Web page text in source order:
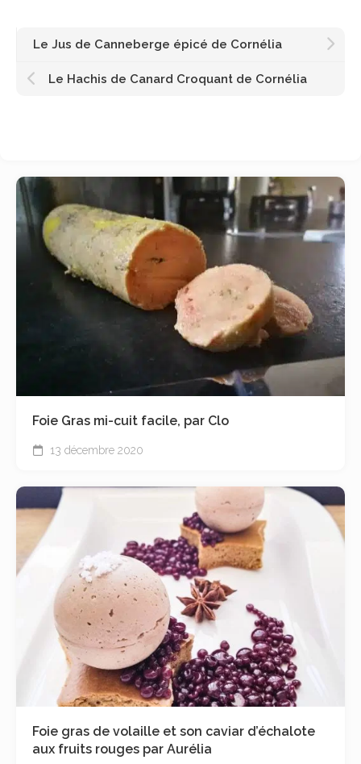
Le Jus de Canneberge épicé de Cornélia
Le Hachis de Canard Croquant de Cornélia
Foie Gras mi-cuit facile, par Clo
13 décembre 2020
Foie gras de volaille et son caviar d’échalote
aux fruits rouges par Aurélia